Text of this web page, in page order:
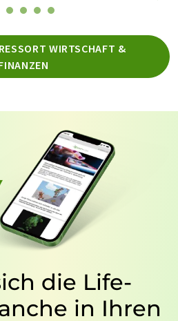
WIRTSCHAFT &
die Life-
in Ihren